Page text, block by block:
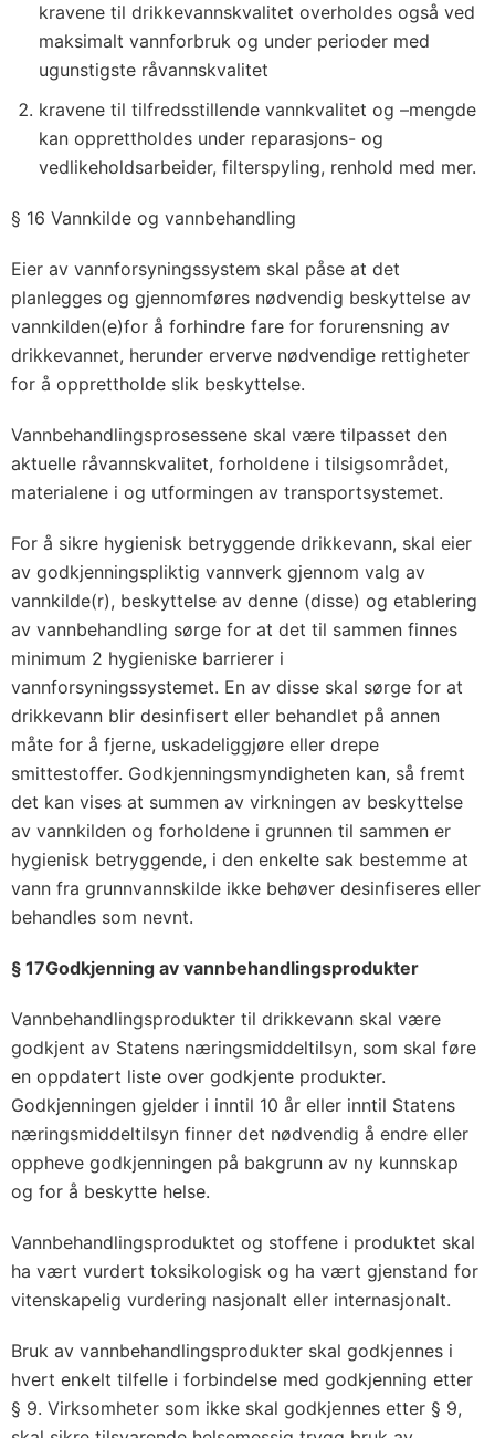
kravene til drikkevannskvalitet overholdes også ved
maksimalt vannforbruk og under perioder med
ugunstigste råvannskvalitet
kravene til tilfredsstillende vannkvalitet og –mengde
kan opprettholdes under reparasjons- og
vedlikeholdsarbeider, filterspyling, renhold med mer.
§ 16 Vannkilde og vannbehandling
Eier av vannforsyningssystem skal påse at det
planlegges og gjennomføres nødvendig beskyttelse av
vannkilden(e)for å forhindre fare for forurensning av
drikkevannet, herunder erverve nødvendige rettigheter
for å opprettholde slik beskyttelse.
Vannbehandlingsprosessene skal være tilpasset den
aktuelle råvannskvalitet, forholdene i tilsigsområdet,
materialene i og utformingen av transportsystemet.
For å sikre hygienisk betryggende drikkevann, skal eier
av godkjenningspliktig vannverk gjennom valg av
vannkilde(r), beskyttelse av denne (disse) og etablering
av vannbehandling sørge for at det til sammen finnes
minimum 2 hygieniske barrierer i
vannforsyningssystemet. En av disse skal sørge for at
drikkevann blir desinfisert eller behandlet på annen
måte for å fjerne, uskadeliggjøre eller drepe
smittestoffer. Godkjenningsmyndigheten kan, så fremt
det kan vises at summen av virkningen av beskyttelse
av vannkilden og forholdene i grunnen til sammen er
hygienisk betryggende, i den enkelte sak bestemme at
vann fra grunnvannskilde ikke behøver desinfiseres eller
behandles som nevnt.
§ 17Godkjenning av vannbehandlingsprodukter
Vannbehandlingsprodukter til drikkevann skal være
godkjent av Statens næringsmiddeltilsyn, som skal føre
en oppdatert liste over godkjente produkter.
Godkjenningen gjelder i inntil 10 år eller inntil Statens
næringsmiddeltilsyn finner det nødvendig å endre eller
oppheve godkjenningen på bakgrunn av ny kunnskap
og for å beskytte helse.
Vannbehandlingsproduktet og stoffene i produktet skal
ha vært vurdert toksikologisk og ha vært gjenstand for
vitenskapelig vurdering nasjonalt eller internasjonalt.
Bruk av vannbehandlingsprodukter skal godkjennes i
hvert enkelt tilfelle i forbindelse med godkjenning etter
§ 9. Virksomheter som ikke skal godkjennes etter § 9,